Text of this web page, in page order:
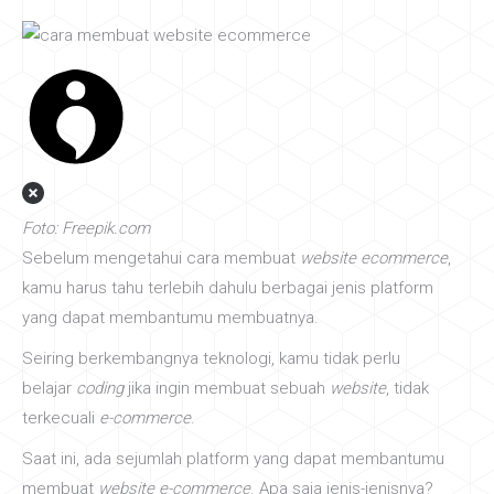
Foto: Freepik.com
Sebelum mengetahui cara membuat website ecommerce,
kamu harus tahu terlebih dahulu berbagai jenis platform
yang dapat membantumu membuatnya.
Seiring berkembangnya teknologi, kamu tidak perlu
belajar coding jika ingin membuat sebuah website, tidak
terkecuali e-commerce.
Saat ini, ada sejumlah platform yang dapat membantumu
membuat website e-commerce. Apa saja jenis-jenisnya?